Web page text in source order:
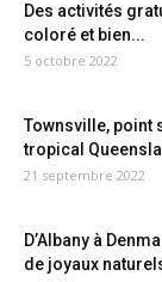
Des activités
coloré et bien...
5 octobre 2022
Townsville, point
tropical
21 septembre 2022
D’Albany à
de joyaux